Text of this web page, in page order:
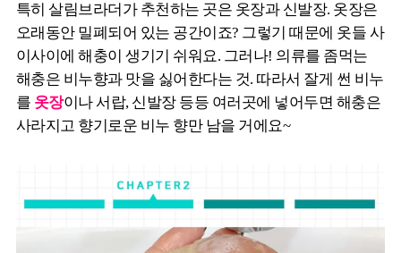
특히 살림브라더가 추천하는 곳은 옷장과 신발장. 옷장은
오래동안 밀폐되어 있는 공간이죠? 그렇기 때문에 옷들 사
이사이에 해충이 생기기 쉬워요. 그러나! 의류를 좀먹는
해충은 비누향과 맛을 싫어한다는 것. 따라서 잘게 썬 비누
를 옷장이나 서랍, 신발장 등등 여러곳에 넣어두면 해충은
사라지고 향기로운 비누 향만 남을 거에요~